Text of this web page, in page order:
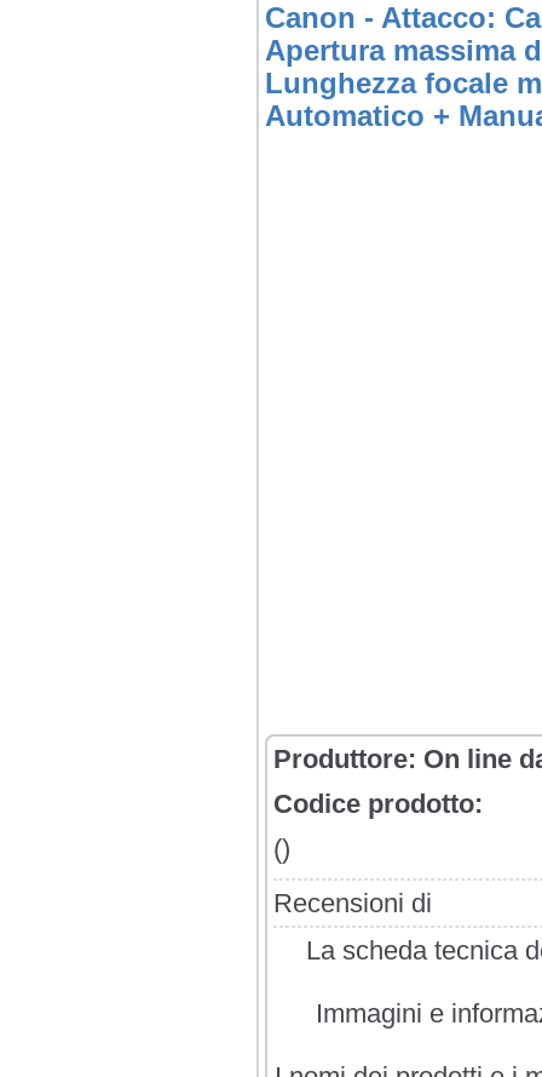
Canon - Attacco:
Apertura massima
Lunghezza focale
Automatico +
Produttore: On line
Codice prodotto:
()
Recensioni di
La scheda tecnica
Immagini e